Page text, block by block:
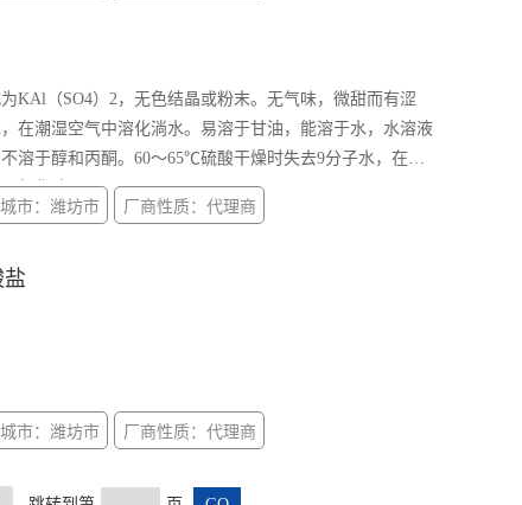
KAl（SO4）2，无色结晶或粉末。无气味，微甜而有涩
在潮湿空气中溶化淌水。易溶于甘油，能溶于水，水溶液
溶于醇和丙酮。60～65℃硫酸干燥时失去9分子水，在
氧化硫。
城市：潍坊市 厂商性质：代理商
城市：潍坊市 厂商性质：代理商